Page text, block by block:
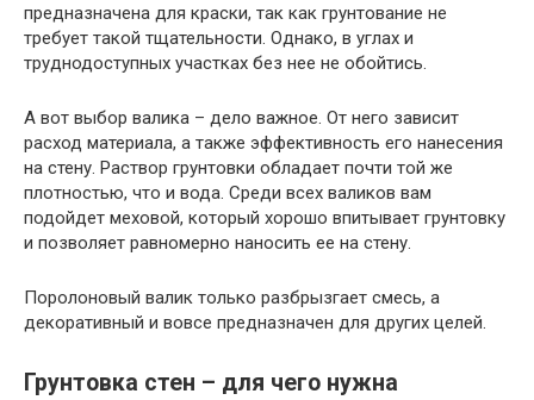
предназначена для краски, так как грунтование не
требует такой тщательности. Однако, в углах и
труднодоступных участках без нее не обойтись.
А вот выбор валика – дело важное. От него зависит
расход материала, а также эффективность его нанесения
на стену. Раствор грунтовки обладает почти той же
плотностью, что и вода. Среди всех валиков вам
подойдет меховой, который хорошо впитывает грунтовку
и позволяет равномерно наносить ее на стену.
Поролоновый валик только разбрызгает смесь, а
декоративный и вовсе предназначен для других целей.
Грунтовка стен – для чего нужна